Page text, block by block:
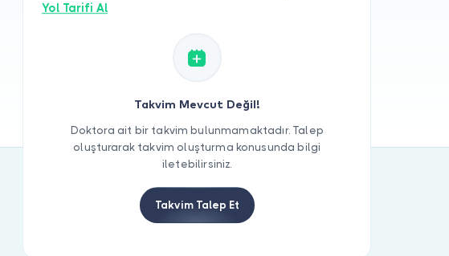
Yol Tarifi Al
Takvim Mevcut Değil!
Doktora ait bir takvim bulunmamaktadır. Talep
oluşturarak takvim oluşturma konusunda bilgi
iletebilirsiniz.
Takvim Talep Et